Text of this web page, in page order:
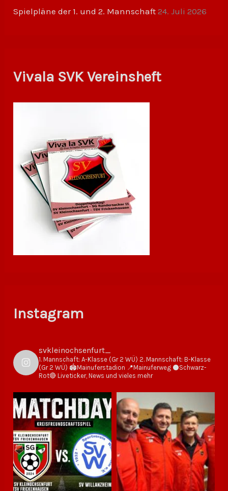
Spielpläne der 1. und 2. Mannschaft 24. Juli 2026
Vivala SVK Vereinsheft
Instagram
svkleinochsenfurt_
1. Mannschaft: A-Klasse (Gr 2 WÜ) 2. Mannschaft: B-Klasse
(Gr 2 WÜ) 🏟Mainuferstadion 📍Mainuferweg ⚫️Schwarz-
Rot🔴 Liveticker, News und vieles mehr